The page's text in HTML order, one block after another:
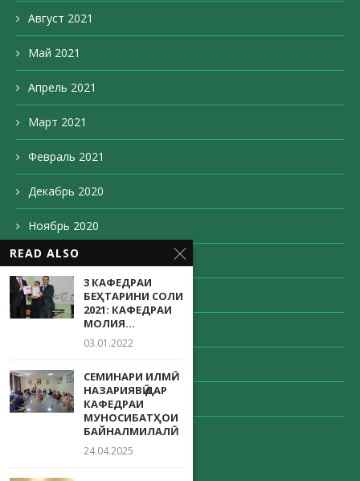
Август 2021
Май 2021
Апрель 2021
Март 2021
Февраль 2021
Декабрь 2020
Ноябрь 2020
Октябрь 2020
Сентябрь 2020
Август 2020
Апрель 2020
Декабрь 203
READ ALSO
3 КАФЕДРАИ
БЕҲТАРИНИ СОЛИ
2021: КАФЕДРАИ
МОЛИЯ...
03.01.2022
СЕМИНАРИ ИЛМӢ-
НАЗАРИЯВӢ ДАР
КАФЕДРАИ
МУНОСИБАТҲОИ
БАЙНАЛМИЛАЛӢ
24.04.2025